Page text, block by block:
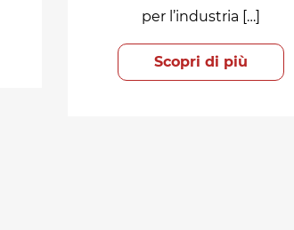
per l’industria […]
Scopri di più